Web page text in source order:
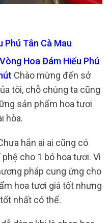
Phú Tân Cà Mau
Hoa Đám Hiếu Phú
Chào mừng đến sở
tôi, chỗ chúng ta cũng
sản phẩm hoa tươi
hòa.
hẳn ai ai cũng có
cho 1 bó hoa tươi. Vì
pháp cung ứng cho
hoa tươi giá tốt nhưng
nhất có thể.